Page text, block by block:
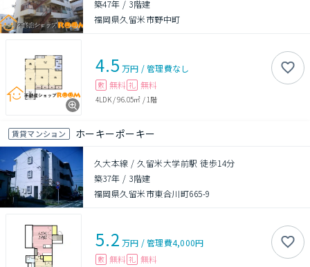
築47年 / 3階建
福岡県久留米市野中町
4.5 万円 /管理費なし
敷 無料 礼 無料
4LDK/96.05㎡ / 1階
賃貸マンション ホーキーポーキー
久大本線 / 久留米大学前駅 徒歩14分
築37年 / 3階建
福岡県久留米市東合川町665-9
5.2 万円 /管理費4,000円
敷 無料 礼 無料